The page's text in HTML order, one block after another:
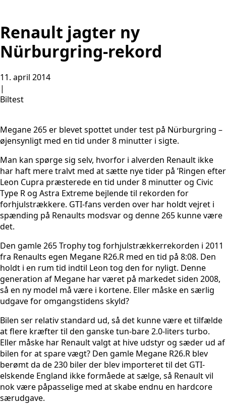
Renault jagter ny
Nürburgring-rekord
11. april 2014
|
Biltest
Megane 265 er blevet spottet under test på Nürburgring –
øjensynligt med en tid under 8 minutter i sigte.
Man kan spørge sig selv, hvorfor i alverden Renault ikke
har haft mere tralvt med at sætte nye tider på ’Ringen efter
Leon Cupra præsterede en tid under 8 minutter og Civic
Type R og Astra Extreme bejlende til rekorden for
forhjulstrækkere. GTI-fans verden over har holdt vejret i
spænding på Renaults modsvar og denne 265 kunne være
det.
Den gamle 265 Trophy tog forhjulstrækkerrekorden i 2011
fra Renaults egen Megane R26.R med en tid på 8:08. Den
holdt i en rum tid indtil Leon tog den for nyligt. Denne
generation af Megane har været på markedet siden 2008,
så en ny model må være i kortene. Eller måske en særlig
udgave for omgangstidens skyld?
Bilen ser relativ standard ud, så det kunne være et tilfælde
at flere kræfter til den ganske tun-bare 2.0-liters turbo.
Eller måske har Renault valgt at hive udstyr og sæder ud af
bilen for at spare vægt? Den gamle Megane R26.R blev
berømt da de 230 biler der blev importeret til det GTI-
elskende England ikke formåede at sælge, så Renault vil
nok være påpasselige med at skabe endnu en hardcore
særudgave.